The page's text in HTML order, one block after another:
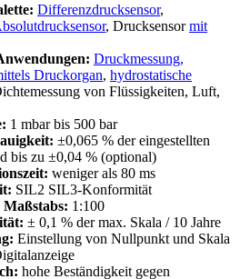
Differenzdrucksensor,
, Drucksensormit
Druckmessung,
Druckorgan, hydrostatische
von Flüssigkeiten, Luft,
1 mbar bis 500 bar
±0,065 % der eingestellten
bis zu ±0,04 % (optional)
weniger als 80 ms
SIL2 SIL3-Konformität
1:100
± 0,1 % der max. Skala / 10 Jahre
Einstellung von Nullpunkt und Skala
hohe Beständigkeit gegen